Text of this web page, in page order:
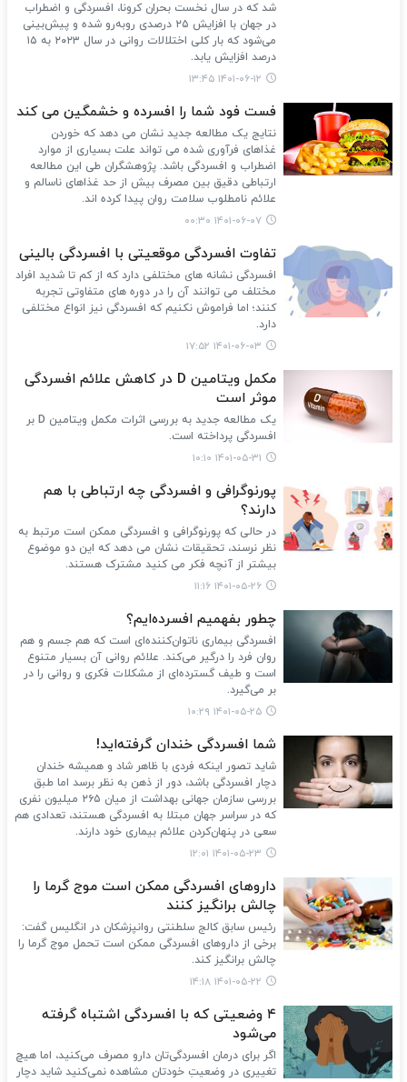
شد که در سال نخست بحران کرونا، افسردگی و اضطراب
در جهان با افزایش ۲۵ درصدی روبه‌رو شده و پیش‌بینی
می‌شود که بار کلی اختلالات روانی در سال ۲۰۲۳ به ۱۵
درصد افزایش یابد.
۱۴۰۱-۰۶-۱۲ ۱۳:۴۵
فست فود شما را افسرده و خشمگین می کند
نتایج یک مطالعه جدید نشان می دهد که خوردن
غذاهای فرآوری شده می تواند علت بسیاری از موارد
اضطراب و افسردگی باشد. پژوهشگران طی این مطالعه
ارتباطی دقیق بین مصرف بیش از حد غذاهای ناسالم و
علائم نامطلوب سلامت روان پیدا کرده اند.
۱۴۰۱-۰۶-۰۷ ۰۰:۳۰
تفاوت افسردگی موقعیتی با افسردگی بالینی
افسردگی نشانه های مختلفی دارد که از کم تا شدید افراد
مختلف می توانند آن را در دوره های متفاوتی تجربه
کنند؛ اما فراموش نکنیم که افسردگی نیز انواع مختلفی
دارد.
۱۴۰۱-۰۶-۰۳ ۱۷:۵۲
مکمل ویتامین D در کاهش علائم افسردگی
موثر است
یک مطالعه جدید به بررسی اثرات مکمل ویتامین D بر
افسردگی پرداخته است.
۱۴۰۱-۰۵-۳۱ ۱۰:۱۰
پورنوگرافی و افسردگی چه ارتباطی با هم
دارند؟
در حالی که پورنوگرافی و افسردگی ممکن است مرتبط به
نظر نرسند، تحقیقات نشان می دهد که این دو موضوع
بیشتر از آنچه فکر می کنید مشترک هستند.
۱۴۰۱-۰۵-۲۶ ۱۱:۱۶
چطور بفهمیم افسرده‌ایم؟
افسردگی بیماری ناتوان‌کننده‌ای است که هم جسم و هم
روان فرد را درگیر می‌کند. علائم روانی آن بسیار متنوع
است و طیف گسترده‌ای از مشکلات فکری و روانی را در
بر می‌گیرد.
۱۴۰۱-۰۵-۲۵ ۱۰:۲۹
شما افسردگی خندان گرفته‌اید!
شاید تصور اینکه فردی با ظاهر شاد و همیشه خندان
دچار افسردگی باشد، دور از ذهن به نظر برسد اما طبق
بررسی سازمان جهانی بهداشت از میان ۲۶۵ میلیون نفری
که در سراسر جهان مبتلا به افسردگی هستند، تعدادی هم
سعی در پنهان‌کردن علائم بیماری خود دارند.
۱۴۰۱-۰۵-۲۳ ۱۲:۰۱
داروهای افسردگی ممکن است موج گرما را
چالش برانگیز کنند
رئیس سابق کالج سلطنتی روانپزشکان در انگلیس گفت:
برخی از داروهای افسردگی ممکن است تحمل موج گرما را
چالش برانگیز کند.
۱۴۰۱-۰۵-۲۲ ۱۴:۱۸
۴ وضعیتی که با افسردگی اشتباه گرفته
می‌شود
اگر برای درمان افسردگی‌تان دارو مصرف می‌کنید، اما هیچ
تغییری در وضعیتِ خودتان مشاهده نمی‌کنید شاید دچار